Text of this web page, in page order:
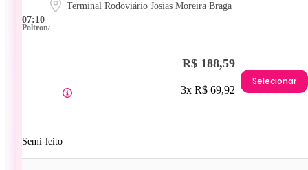
07:10
Terminal Rodoviário Josias Moreira Braga
Poltrona
Semi-leito
R$ 188,59
3x R$ 69,92
Selecionar